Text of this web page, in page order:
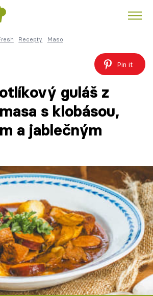
Recepty Maso
Pin it
guláš z
s klobásou,
a jablečným